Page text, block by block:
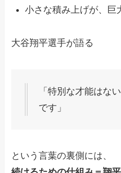
小さな積み上げが、巨
大谷翔平選手が語る
「特別な才能はな
です」
という言葉の裏側には、